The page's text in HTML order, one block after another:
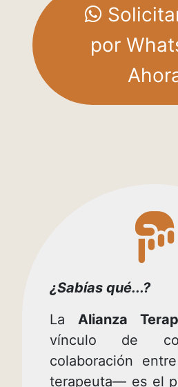
por
¿Sabías qué...?
La Alianza
vínculo de
colaboración
terapeuta— es el